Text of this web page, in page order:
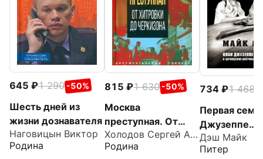
645 1 290 -50%
Шесть дней из
жизни дознавателя
Наговицын Виктор
Родина
815 1 630 -50%
Москва
преступная. От
Хитровки до
Черкизона
Холодов Сергей Альбертович
Родина
734 1 468
Первая
Джузеппе
Морелло и
зарождение
Дэш Майк
Питер